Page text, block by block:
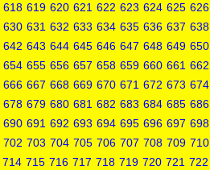
618 619 620 621 622 623 624 625 626
630 631 632 633 634 635 636 637 638
642 643 644 645 646 647 648 649 650
654 655 656 657 658 659 660 661 662
666 667 668 669 670 671 672 673 674
678 679 680 681 682 683 684 685 686
690 691 692 693 694 695 696 697 698
702 703 704 705 706 707 708 709 710
714 715 716 717 718 719 720 721 722